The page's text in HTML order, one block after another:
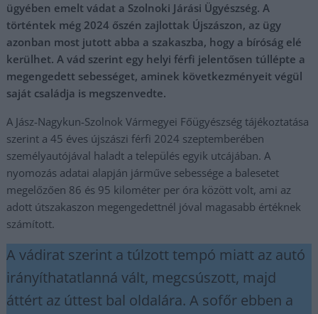
ügyében emelt vádat a Szolnoki Járási Ügyészség. A
történtek még 2024 őszén zajlottak Újszászon, az ügy
azonban most jutott abba a szakaszba, hogy a bíróság elé
kerülhet. A vád szerint egy helyi férfi jelentősen túllépte a
megengedett sebességet, aminek következményeit végül
saját családja is megszenvedte.
A Jász-Nagykun-Szolnok Vármegyei Főügyészség tájékoztatása
szerint a 45 éves újszászi férfi 2024 szeptemberében
személyautójával haladt a település egyik utcájában. A
nyomozás adatai alapján járműve sebessége a balesetet
megelőzően 86 és 95 kilométer per óra között volt, ami az
adott útszakaszon megengedettnél jóval magasabb értéknek
számított.
A vádirat szerint a túlzott tempó miatt az autó
irányíthatatlanná vált, megcsúszott, majd
áttért az úttest bal oldalára. A sofőr ebben a